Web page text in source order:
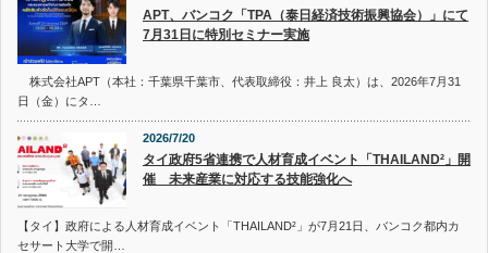
APT、バンコク「TPA（泰日経済技術振興協会）」にて
7月31日に特別セミナー実施
株式会社APT（本社：千葉県千葉市、代表取締役：井上 良太）は、2026年7月31
日（金）にタ…
2026/7/20
タイ政府5省連携で人材育成イベント「THAILAND²」開
催 未来産業に対応する技能強化へ
【タイ】政府による人材育成イベント「THAILAND²」が7月21日、バンコク都内カ
セサート大学で開…